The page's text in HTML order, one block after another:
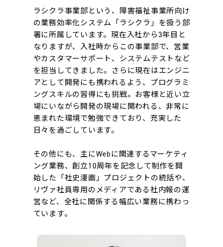
ラシクラ事業部という、障害福祉事業所向け
の業務効率化システム「ラシクラ」を扱う部
署に所属しています。現在入社から3年目と
なりますが、入社時からこの事業部で、営業
やカスタマーサポート、システムテストなど
を担当してきました。さらに現在はエンジニ
アとして開発にも携われるよう、プログラミ
ングスキルの習得にも挑戦。お客様と近い立
場にいながら開発の現場に関われる、非常に
恵まれた環境で勉強できており、充実した
日々を過ごしています。
その他にも、主にWebに関連するマーケティ
ング業務、創立10周年を記念して制作を開
始した「社史漫画」プロジェクトの統括や、
リヴァ社員専用のメディアである社内報の運
営など、全社に関係する幅広い業務に携わっ
ています。